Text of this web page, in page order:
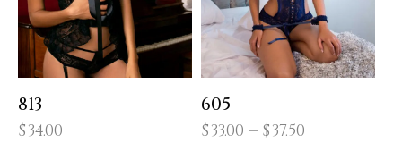
813
$34.00
605
$33.00 – $37.50